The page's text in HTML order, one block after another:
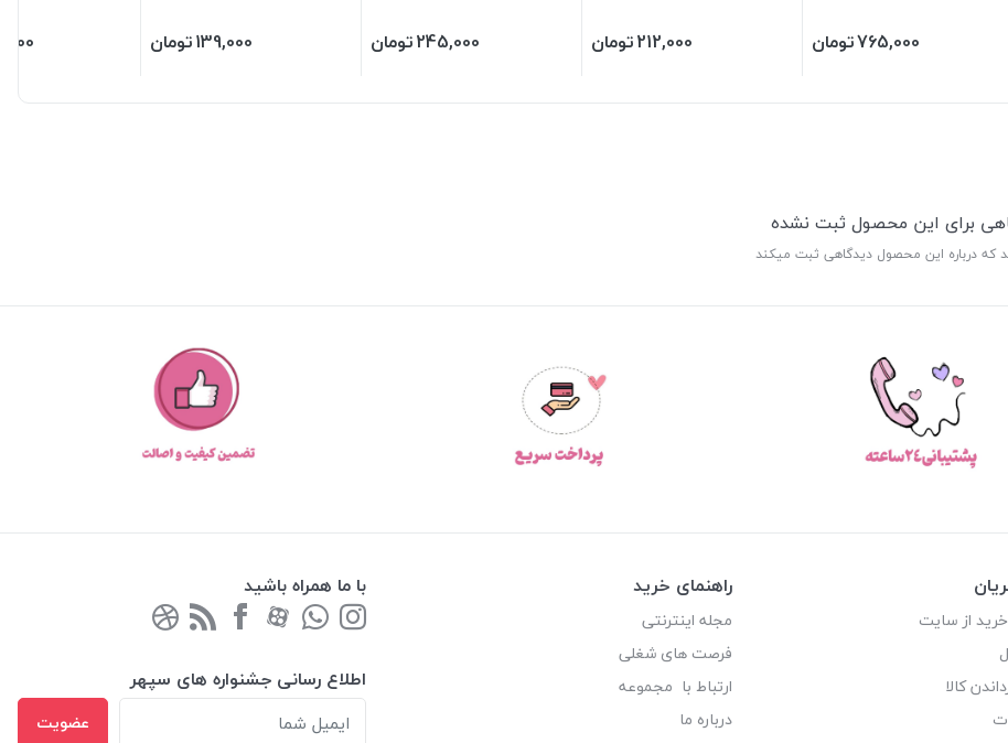
765,000تومان 212,000تومان 245,000تومان 139,000تومان
برای این محصول ثبت نشده
که درباره این محصول دیدگاهی ثبت میکند
از سایت
کالا
راهنمای خرید
مجله اینترنتی
فرصت های شغلی
ارتباط با مجموعه
درباره ما
با ما همراه باشید
اطلاع رسانی جشنواره های سپهر
عضویت